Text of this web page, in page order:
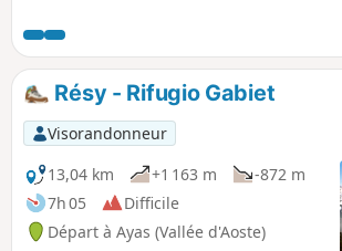
Résy - Rifugio Gabiet
Visorandonneur
13,04 km
+1 163 m
-872 m
7h 05
Difficile
Départ à Ayas (Vallée d'Aoste)